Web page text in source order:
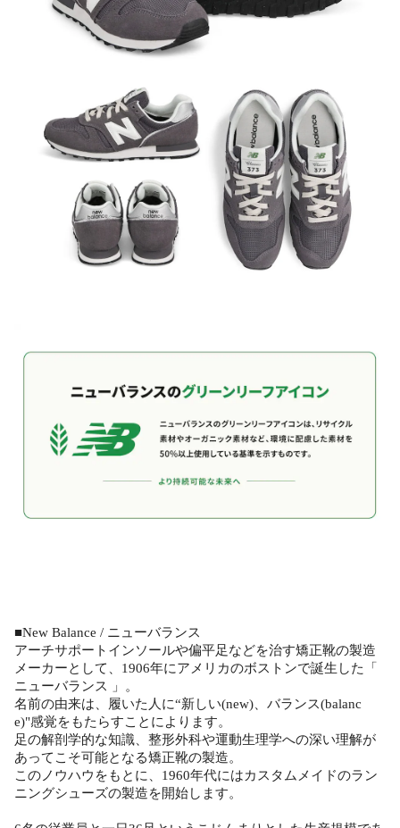
■New Balance / ニューバランス
アーチサポートインソールや偏平足などを治す矯正靴の製造
メーカーとして、1906年にアメリカのボストンで誕生した「
ニューバランス 」。
名前の由来は、履いた人に“新しい(new)、バランス(balanc
e)"感覚をもたらすことによります。
足の解剖学的な知識、整形外科や運動生理学への深い理解が
あってこそ可能となる矯正靴の製造。
このノウハウをもとに、1960年代にはカスタムメイドのラン
ニングシューズの製造を開始します。